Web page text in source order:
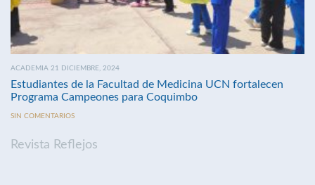
ACADEMIA 21 DICIEMBRE, 2024
Estudiantes de la Facultad de Medicina UCN fortalecen
Programa Campeones para Coquimbo
SIN COMENTARIOS
Revista Reflejos